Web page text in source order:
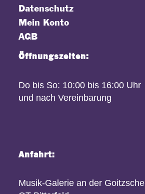
Datenschutz
Mein Konto
AGB
Öffnungszeiten:
Do bis So: 10:00 bis 16:00 Uhr
und nach Vereinbarung
Anfahrt:
Musik-Galerie an der Goitzsche